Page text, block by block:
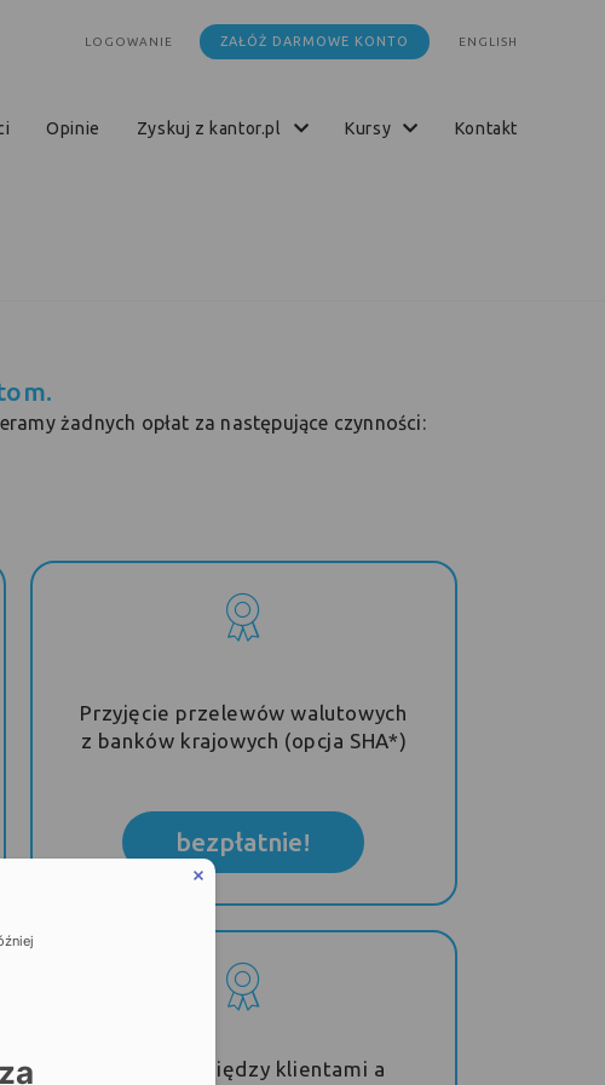
LOGOWANIE ZAŁÓŻ DARMOWE KONTO ENGLISH
opinie zyskuj z kantor.pl kursy kontakt
żadnych opłat za następujące czynności:
Przyjęcie przelewów walutowych
z banków krajowych (opcja SHA*)
bezpłatnie!
Przelewy między klientami a